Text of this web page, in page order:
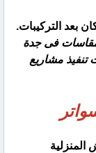
فى جدة
تنفيذ مشاريع